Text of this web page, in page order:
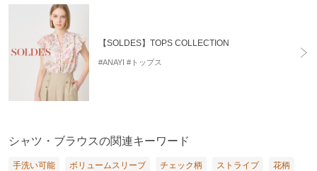
【SOLDES】TOPS COLLECTION
#ANAYI #トップス
シャツ・ブラウスの関連キーワード
手洗い可能 ボリュームスリーブ チェック柄 ストライプ 花柄